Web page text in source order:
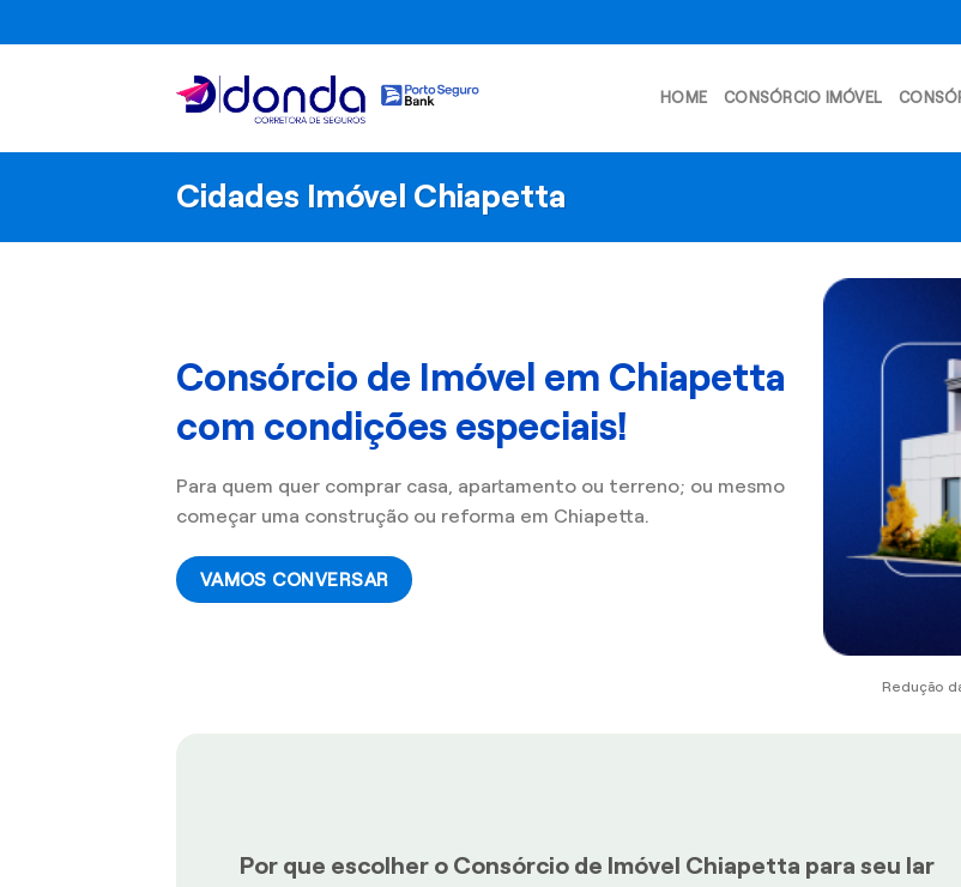
to
HOME CONSÓRCIO IMÓVEL
Cidades Imóvel Chiapetta
Consórcio de Imóvel em Chiapetta
com condições especiais!
Para quem quer comprar casa, apartamento ou terreno; ou mesmo
começar uma construção ou reforma em Chiapetta.
VAMOS CONVERSAR
Redução
Por que escolher o Consórcio de Imóvel Chiapetta para seu lar